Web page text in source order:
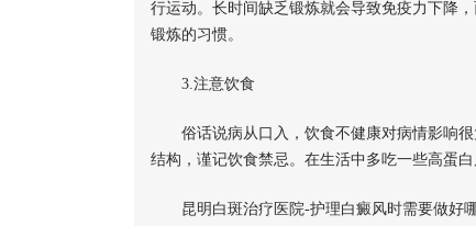
行运动。长时间缺乏锻炼就会导致免疫力下降
锻炼的习惯。
3.注意饮食
俗话说病从口入，饮食不健康对病情影响很
结构，谨记饮食禁忌。在生活中多吃一些高蛋
昆明白斑治疗医院-护理白癜风时需要做好